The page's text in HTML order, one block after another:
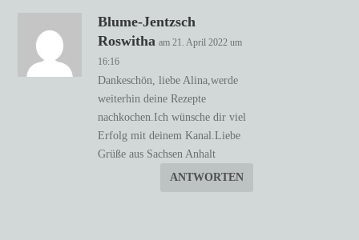
Blume-Jentzsch
Roswitha am 21. April 2022 um
16:16
Dankeschön, liebe Alina,werde
weiterhin deine Rezepte
nachkochen.Ich wünsche dir viel
Erfolg mit deinem Kanal.Liebe
Grüße aus Sachsen Anhalt
ANTWORTEN